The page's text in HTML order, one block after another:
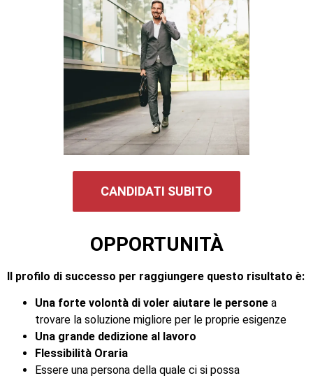
CANDIDATI SUBITO
OPPORTUNITÀ
Il profilo di successo per raggiungere questo risultato è:
Una forte volontà di voler aiutare le persone a
trovare la soluzione migliore per le proprie esigenze
Una grande dedizione al lavoro
Flessibilità Oraria
Essere una persona della quale ci si possa